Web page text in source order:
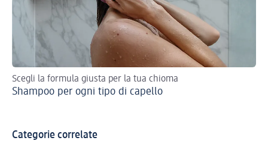
Scegli la formula giusta per la tua chioma
Shampoo per ogni tipo di capello
Categorie correlate